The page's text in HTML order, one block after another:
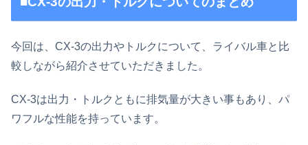
今回は、CX-3の出力やトルクについて、ライバル車と比
較しながら紹介させていただきました。
CX-3は出力・トルクともに排気量が大きい事もあり、パ
ワフルな性能を持っています。